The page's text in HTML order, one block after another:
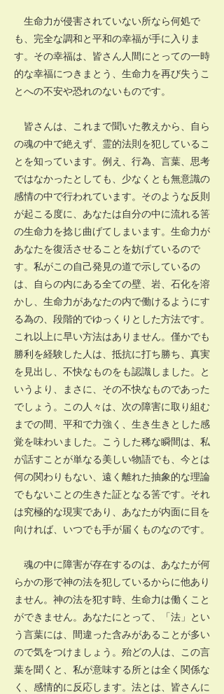
生命力が侵害されていない所なら何処で
も、完全な調和と平和の幸福が手に入りま
す。その幸福は、皆さん人間にとっての一時
的な幸福につきまとう、生命力を再び失うこ
とへの不安や恐れのないものです。
皆さんは、これまで聞いた教えから、自ら
の魂の中で絶えず、霊的法則を犯しているこ
とを知っています。例え、行為、言葉、思考
ではなかったとしても、少なくとも無意識の
感情の中で行われています。そのような反則
が起こる度に、あなたは自分の中に流れる筈
の生命力を捻じ曲げてしまいます。生命力が
あなたを復活させることを妨げているので
す。私がこの自己発見の道で示しているの
は、自らの内にある全ての壁、岩、石化を溶
かし、生命力があなたの内で働けるようにす
る為の、段階的でゆっくりとした方法です。
これ以上に早い方法はありません。僅かでも
勝利を経験した人は、抵抗に打ち勝ち、真実
を見出し、不快なものをも認識しました。と
いうより、まさに、その不快なものであった
でしょう。この人々は、次の障害に取り組む
までの間、平和で力強く、生き生きとした感
覚を味わいました。こうした稀な瞬間は、私
が話すことが単なる美しい物語でも、今とは
何の関わりもない、遠く離れた抽象的な理論
でもないことの生きた証となる筈です。それ
は究極的な現実であり、あなたが内面に目を
向ければ、いつでも手が届くものなのです。
魂の中に障害が存在するのは、あなたが何
らかの形で神の法を犯しているからに他あり
ません。神の法を犯す時、生命力は働くこと
ができません。あなたにとって、「法」とい
う言葉には、間違った含みがあることが多い
ので気をつけましょう。殆どの人は、この言
葉を聞くと、私が意味する所とは全く関係な
く、感情的に反応します。法とは、皆さんに